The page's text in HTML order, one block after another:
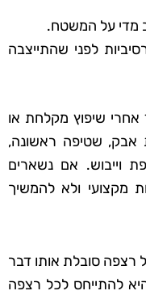
מדי על המשטח.
לפני שהתייצבה
שיפוץ מקלחת או
אבק, שטיפה ראשונה,
וייבוש. אם נשארים
מקצועי ולא להמשיך
רצפה סובלת אותו דבר
להתייחס לכל רצפה